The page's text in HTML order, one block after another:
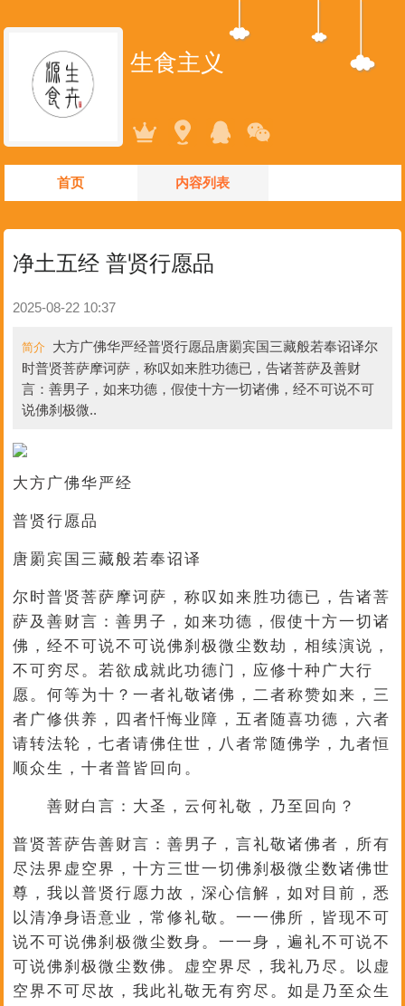
生食主义
首页 内容列表
净土五经 普贤行愿品
2025-08-22 10:37
简介 大方广佛华严经普贤行愿品唐罽宾国三藏般若奉诏译尔
时普贤菩萨摩诃萨，称叹如来胜功德已，告诸菩萨及善财
言：善男子，如来功德，假使十方一切诸佛，经不可说不可
说佛刹极微..
大方广佛华严经
普贤行愿品
唐罽宾国三藏般若奉诏译
尔时普贤菩萨摩诃萨，称叹如来胜功德已，告诸菩
萨及善财言：善男子，如来功德，假使十方一切诸
佛，经不可说不可说佛刹极微尘数劫，相续演说，
不可穷尽。若欲成就此功德门，应修十种广大行
愿。何等为十？一者礼敬诸佛，二者称赞如来，三
者广修供养，四者忏悔业障，五者随喜功德，六者
请转法轮，七者请佛住世，八者常随佛学，九者恒
顺众生，十者普皆回向。
善财白言：大圣，云何礼敬，乃至回向？
普贤菩萨告善财言：善男子，言礼敬诸佛者，所有
尽法界虚空界，十方三世一切佛刹极微尘数诸佛世
尊，我以普贤行愿力故，深心信解，如对目前，悉
以清净身语意业，常修礼敬。一一佛所，皆现不可
说不可说佛刹极微尘数身。一一身，遍礼不可说不
可说佛刹极微尘数佛。虚空界尽，我礼乃尽。以虚
空界不可尽故，我此礼敬无有穷尽。如是乃至众生